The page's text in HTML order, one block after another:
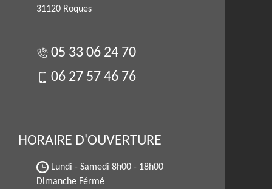
31120 Roques
05 33 06 24 70
06 27 57 46 76
HORAIRE D'OUVERTURE
Lundi - Samedi 8h00 - 18h00
Dimanche Férmé